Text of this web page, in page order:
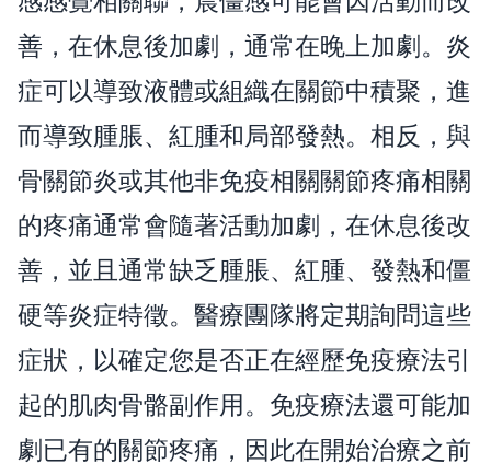
善，在休息後加劇，通常在晚上加劇。炎
症可以導致液體或組織在關節中積聚，進
而導致腫脹、紅腫和局部發熱。相反，與
骨關節炎或其他非免疫相關關節疼痛相關
的疼痛通常會隨著活動加劇，在休息後改
善，並且通常缺乏腫脹、紅腫、發熱和僵
硬等炎症特徵。醫療團隊將定期詢問這些
症狀，以確定您是否正在經歷免疫療法引
起的肌肉骨骼副作用。免疫療法還可能加
劇已有的關節疼痛，因此在開始治療之前